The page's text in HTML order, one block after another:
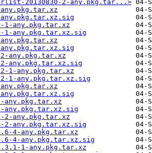
20130830-2-any.pkg.tar...>
1-any.pkg.tar.xz
1-any.pkg.tar.xz.sig
any.pkg.tar.xz
any.pkg.tar.xz.sig
1-any.pkg.tar.xz
1-any.pkg.tar.xz.sig
any.pkg.tar.xz
any.pkg.tar.xz.sig
2-any.pkg.tar.xz
2-any.pkg.tar.xz.sig
4-any.pkg.tar.xz
4-any.pkg.tar.xz.sig
1-any.pkg.tar.xz